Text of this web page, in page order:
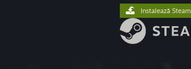
Instalează Steam